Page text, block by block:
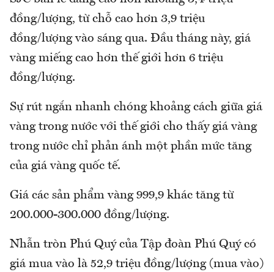
đồng/lượng, từ chỗ cao hơn 3,9 triệu
đồng/lượng vào sáng qua. Đầu tháng này, giá
vàng miếng cao hơn thế giới hơn 6 triệu
đồng/lượng.
Sự rút ngắn nhanh chóng khoảng cách giữa giá
vàng trong nước với thế giới cho thấy giá vàng
trong nước chỉ phản ánh một phần mức tăng
của giá vàng quốc tế.
Giá các sản phẩm vàng 999,9 khác tăng từ
200.000-300.000 đồng/lượng.
Nhẫn tròn Phú Quý của Tập đoàn Phú Quý có
giá mua vào là 52,9 triệu đồng/lượng (mua vào)